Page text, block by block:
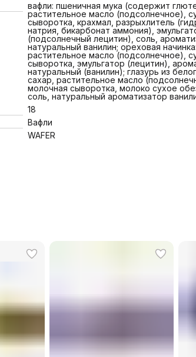
вафли: пшеничная мука (содержит
растительное масло (подсолнечное),
сыворотка, крахмал, разрыхлитель
натрия, бикарбонат аммония),
(подсолнечный лецитин), соль,
натуральный ванилин; ореховая
растительное масло (подсолнечное),
сыворотка, эмульгатор (лецитин),
натуральный (ванилин); глазурь из
сахар, растительное масло
молочная сыворотка, молоко сухое
соль, натуральный ароматизатор
18
Вафли
WAFER